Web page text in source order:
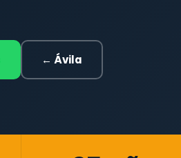
← Ávila